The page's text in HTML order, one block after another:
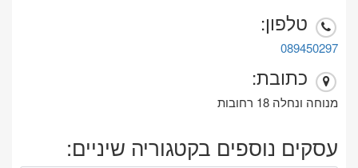
טלפון:
089450297
כתובת:
מנוחה ונחלה 18 רחובות
עסקים נוספים בקטגוריה שיניים: